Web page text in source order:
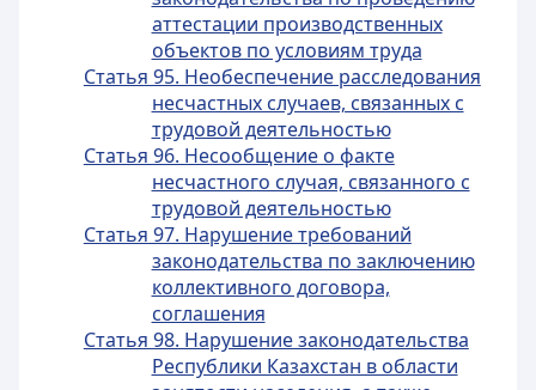
аттестации производственных
объектов по условиям труда
Статья 95. Необеспечение расследования
несчастных случаев, связанных с
трудовой деятельностью
Статья 96. Несообщение о факте
несчастного случая, связанного с
трудовой деятельностью
Статья 97. Нарушение требований
законодательства по заключению
коллективного договора,
соглашения
Статья 98. Нарушение законодательства
Республики Казахстан в области